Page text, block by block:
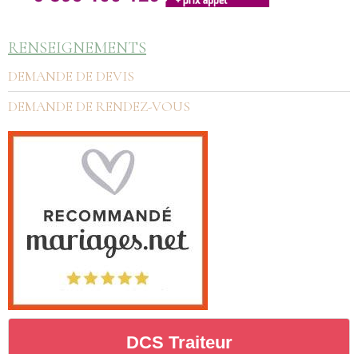
RENSEIGNEMENTS
DEMANDE DE DEVIS
DEMANDE DE RENDEZ-VOUS
DCS Traiteur